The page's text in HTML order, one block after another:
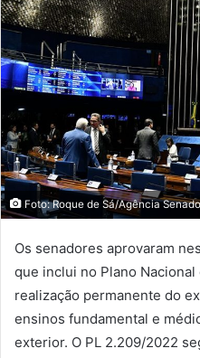
Foto: Roque de Sá/Agência Senado
Os senadores aprovaram
que inclui no Plano Nacional
realização permanente do
ensinos fundamental e
exterior. O PL 2.209/2022